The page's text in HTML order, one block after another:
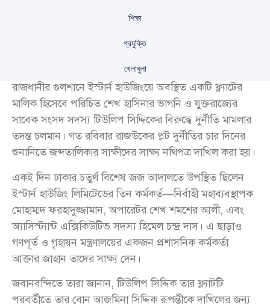
শিক্ষা
প্রযুক্তি
খেলাধুলা
রাজধানীর গুলশানে ইস্টার্ন হাউজিংয়ে অবস্থিত একটি ফ্ল্যাটের
মালিক হিসেবে পরিচিত শেখ হাসিনার ভাগনি ও যুক্তরাজ্যের
সাবেক সংসদ সদস্য টিউলিপ সিদ্দিকের বিরুদ্ধে দুর্নীতি মামলার
তদন্ত চলমান। গত রবিবার রাজউকের প্লট দুর্নীতির চার দিনের
শুনানিতে জব্দতালিকার সাক্ষীদের সাক্ষ্য নথিপত্র দাখিল করা হয়।
একই দিন ঢাকার চতুর্থ বিশেষ জজ আদালতে উপস্থিত ছিলেন
ইস্টার্ন হাউজিং লিমিটেডের তিন কর্মকর্ত—নির্বাহী মহাব্যবস্থাপক
মোহাম্মদ ফরহাদুজ্জামান, অপারেটর শেখ শমশের আলী, এবং
অ্যাসিস্ট্যান্ট এক্সিকিউটিভ সদস্য হিমেল চন্দ্র দাস। এ ছাড়াও
গণপূর্ত ও গৃহায়ন মন্ত্রণালয়ের একজন প্রশাসনিক কর্মকর্তা
আক্তার জাহান তাদের সাক্ষ্য দেন।
জবানবন্দিতে তারা জানান, টিউলিপ সিদ্দিক তার ফ্ল্যাটটি
পরবর্তীতে তার বোন আজমিনা সিদ্দিক রূপন্তীকে দাখিলের জন্য